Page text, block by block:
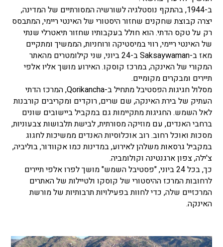
ב-1944, בהתקף נוסטלגיה לשורשיה המסורתיים של המדינה,
יצרה קבוצת שחקנים שחזור היסטורי של האינטי ריימי, המתבסס
רק על טקס הדתי. הוא חולל בעקבותיו שחזור תיאטרלי שנתי
של האינטי ריימי, רווי במיסטיקה ורוחניות, הממשיך ומתקיים
מאז ב-Saksaywaman ב-24 ביוני, שני קילומטרים מהאתר
המקורי של האינקה, במרכז קוסקו. האירוע מושך אליו אלפי
תיירים ומבקרים מקומיים.
מסלול חגיגות הפסטיבל מתחיל ב-Qorikancha, המרכז הדתי
העתיק של בירת האינקה, שם שרים, רוקדים ומקריבים קורבנות
לאל השמש. החגיגות מתקיימות גם במקביל ביישובים שונים
ברחבי האנדים, עם מוזיקה מסורתית, לבישת תלבושות צבעוניות,
מסכות ואוכל רחוב. רוב אוכלוסיות האנדים ממשיכות לחגוג
במקביל גרסאות משלהן לאירוע, במדינות כמו אקוודור, בוליביה,
צ'ילה, צפון ארגנטינה וקולומביה.
כך, בכל 24 ביוני, "פסטיבל השמש" מושך לפרו אלפי תיירים
לרחובות המרכז ההיסטורי של קוסקו ולטיילות של האתרים
המרכזיים שלה, כדי לחוות בפעילויות תרבותיות של מורשת
האינקה.